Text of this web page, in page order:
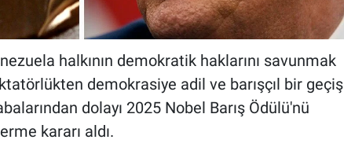
halkının demokratik haklarını savunmak
demokrasiye adil ve barışçıl bir geçiş
dolayı 2025 Nobel Barış Ödülü'nü
kararı aldı.